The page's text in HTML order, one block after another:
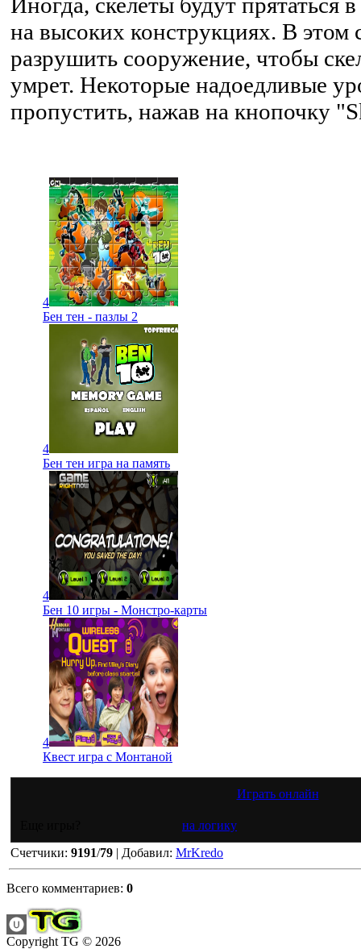
на высоких конструкциях. В этом
разрушить сооружение, чтобы
умрет. Некоторые надоедливые
пропустить, нажав на кнопочку
4
Бен тен - пазлы 2
4
Бен тен игра на память
4
Бен 10 игры - Монстро-карты
4
Квест игра с Монтаной
Играть онлайн
на логику
Счетчики: 9191/79 | Добавил: MrKredo
Всего комментариев: 0
Copyright TG © 2026